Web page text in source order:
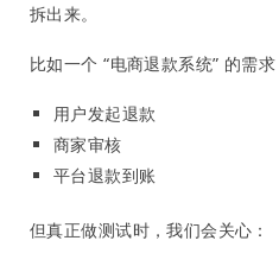
拆出来。
比如一个 “电商退款系统” 的需
用户发起退款
商家审核
平台退款到账
但真正做测试时，我们会关心：